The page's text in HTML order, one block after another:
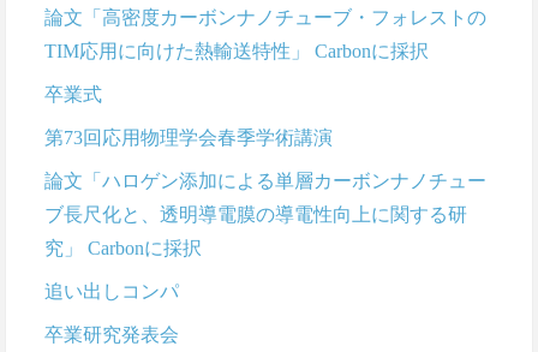
論文「高密度カーボンナノチューブ・フォレストの
TIM応用に向けた熱輸送特性」 Carbonに採択
卒業式
第73回応用物理学会春季学術講演
論文「ハロゲン添加による単層カーボンナノチュー
ブ長尺化と、透明導電膜の導電性向上に関する研
究」 Carbonに採択
追い出しコンパ
卒業研究発表会